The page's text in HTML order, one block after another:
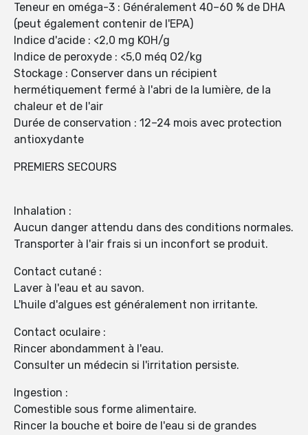
Teneur en oméga-3 : Généralement 40–60 % de DHA
(peut également contenir de l'EPA)
Indice d'acide : <2,0 mg KOH/g
Indice de peroxyde : <5,0 méq O2/kg
Stockage : Conserver dans un récipient
hermétiquement fermé à l'abri de la lumière, de la
chaleur et de l'air
Durée de conservation : 12–24 mois avec protection
antioxydante
PREMIERS SECOURS
Inhalation :
Aucun danger attendu dans des conditions normales.
Transporter à l'air frais si un inconfort se produit.
Contact cutané :
Laver à l'eau et au savon.
L'huile d'algues est généralement non irritante.
Contact oculaire :
Rincer abondamment à l'eau.
Consulter un médecin si l'irritation persiste.
Ingestion :
Comestible sous forme alimentaire.
Rincer la bouche et boire de l'eau si de grandes